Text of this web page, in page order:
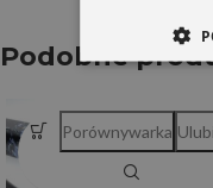
Podobne
Porównywarka